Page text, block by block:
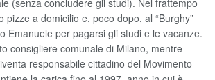
(senza concludere gli studi). Nel frattempo
pizze a domicilio e, poco dopo, al “Burghy”
Emanuele per pagarsi gli studi e le vacanze.
consigliere comunale di Milano, mentre
responsabile cittadino del Movimento